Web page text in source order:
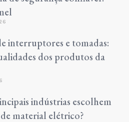
interruptores e tomadas:
dos produtos da
indústrias escolhem
material elétrico?